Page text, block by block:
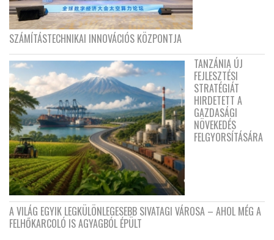
SZÁMÍTÁSTECHNIKAI INNOVÁCIÓS KÖZPONTJA
TANZÁNIA ÚJ
FEJLESZTÉSI
STRATÉGIÁT
HIRDETETT A
GAZDASÁGI
NÖVEKEDÉS
FELGYORSÍTÁSÁRA
A VILÁG EGYIK LEGKÜLÖNLEGESEBB SIVATAGI VÁROSA – AHOL MÉG A
FELHŐKARCOLÓ IS AGYAGBÓL ÉPÜLT